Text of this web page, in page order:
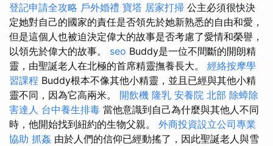
登記申請全攻略 戶外婚禮 寶塔 居家打掃 公主必須很快決
定她對自己的國家的責任是否領先於她新熟悉的自由和愛，
但是這個人也被迫決定偉大的故事是否考慮了愛情和榮譽，
以領先於偉大的故事。 seo Buddy是一位不間斷的開朗精
靈，由聖誕老人在北極的首席精靈撫養長大。 經絡按摩學
習課程 Buddy根本不像其他小精靈，並且已經與其他小精
靈不同，因為它高兩米。 開飲機 隆乳 安養院 北部 除蟑除
害達人 台中養生排毒 當他意識到自己為什麼與其他人不同
時，他開始找到紐約的生物父親。 外商投資設立公司專業
協助 抓姦 由於人們的信仰已經動搖了，因此聖誕老人與雪